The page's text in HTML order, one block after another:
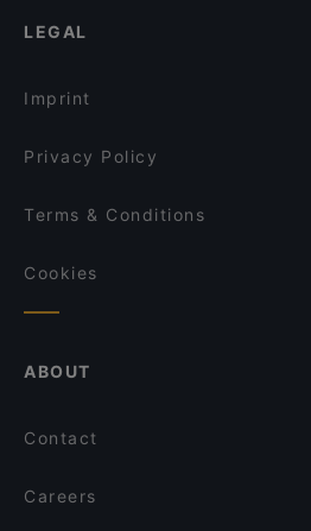
Erdinger am Gendarmenmarkt
Restaurants For Groups in Berlin
LEGAL
Imprint
Privacy Policy
Terms & Conditions
Cookies
ABOUT
Contact
Careers